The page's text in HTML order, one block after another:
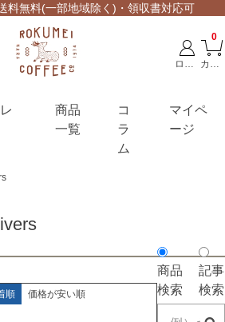
料無料(一部地域除く)・領収書対応可
ログイン
0
カート
商品
一覧
コ
ラ
ム
マイペ
ージ
商品
検索
記事
検索
順
価格が安い順
ペー
ップ
へ